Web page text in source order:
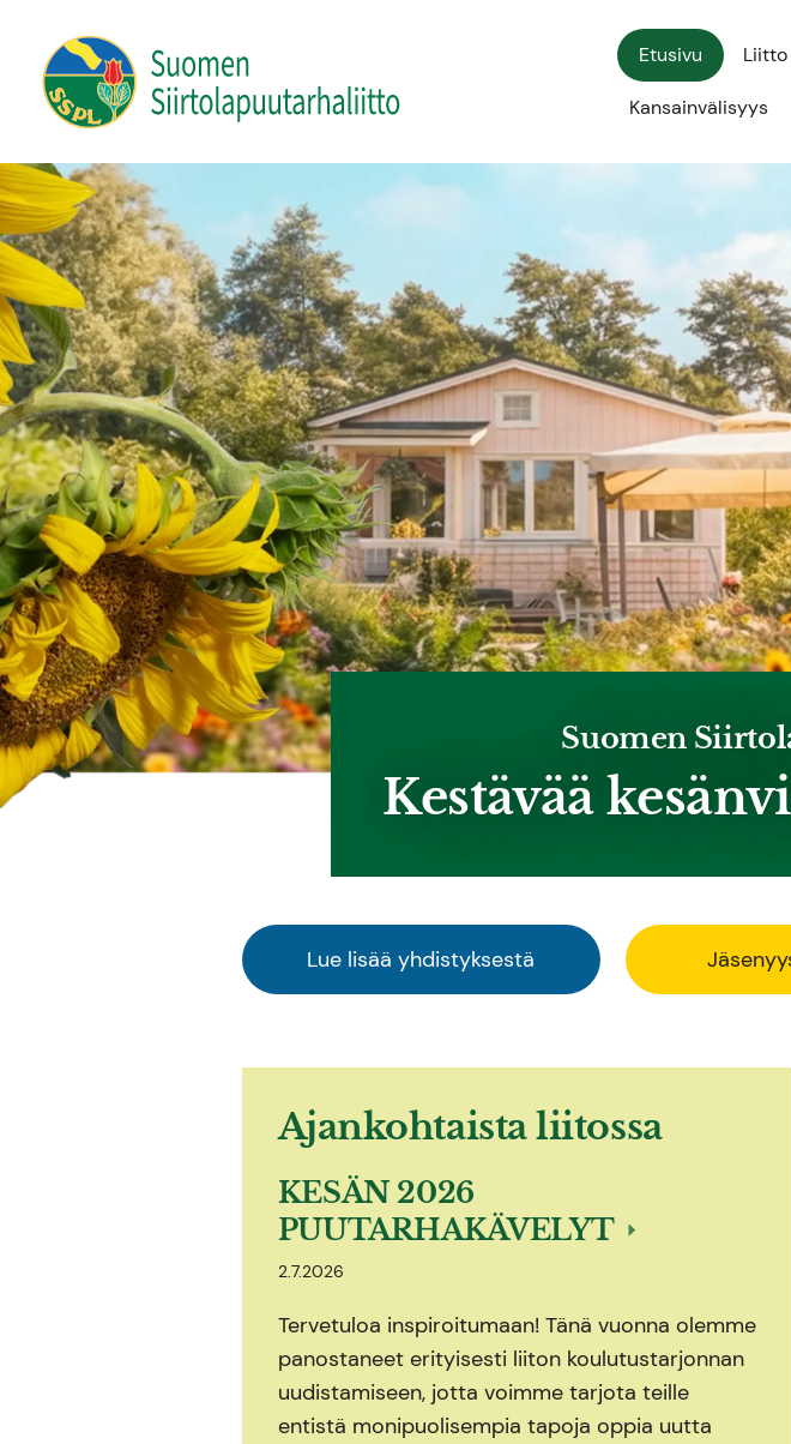
sivun
sisältöön
Suomen Siirtolapuutarhaliitto ry
Etusivu Liitto
Kansainvälisyys
Suomen
Kestävää
Lue lisää yhdistyksestä
Ajankohtaista liitossa
KESÄN 2026
PUUTARHAKÄVELYT
2.7.2026
Tervetuloa inspiroitumaan! Tänä vuonna olemme
panostaneet erityisesti liiton koulutustarjonnan
uudistamiseen, jotta voimme tarjota teille
entistä monipuolisempia tapoja oppia uutta